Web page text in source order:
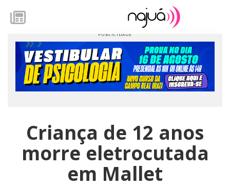
Criança de 12 anos
morre eletrocutada
em Mallet